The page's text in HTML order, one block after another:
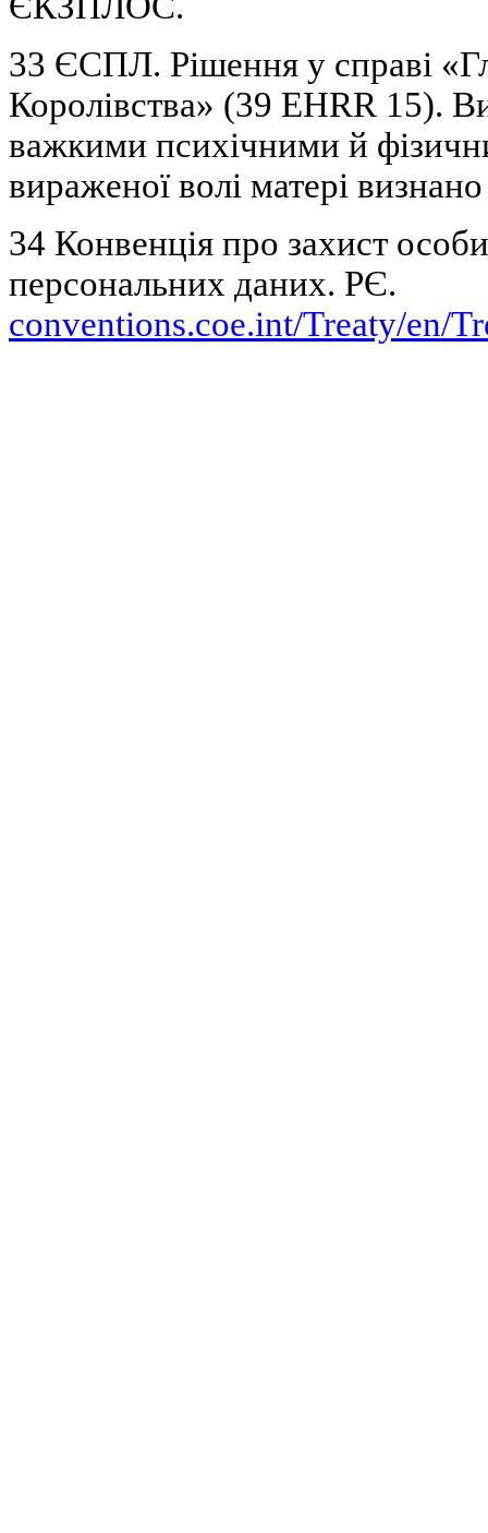
33 ЄСПЛ. Рішення у справі
Королівства» (39 EHRR 15).
важкими психічними й
вираженої волі матері
34 Конвенція про захист
персональних даних. РЄ.
conventions.coe.int/Treaty/en/